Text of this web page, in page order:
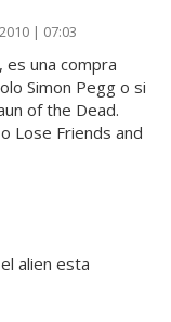
| 07:03
es una compra
Simon Pegg o si
of the Dead.
Lose Friends and
alien esta